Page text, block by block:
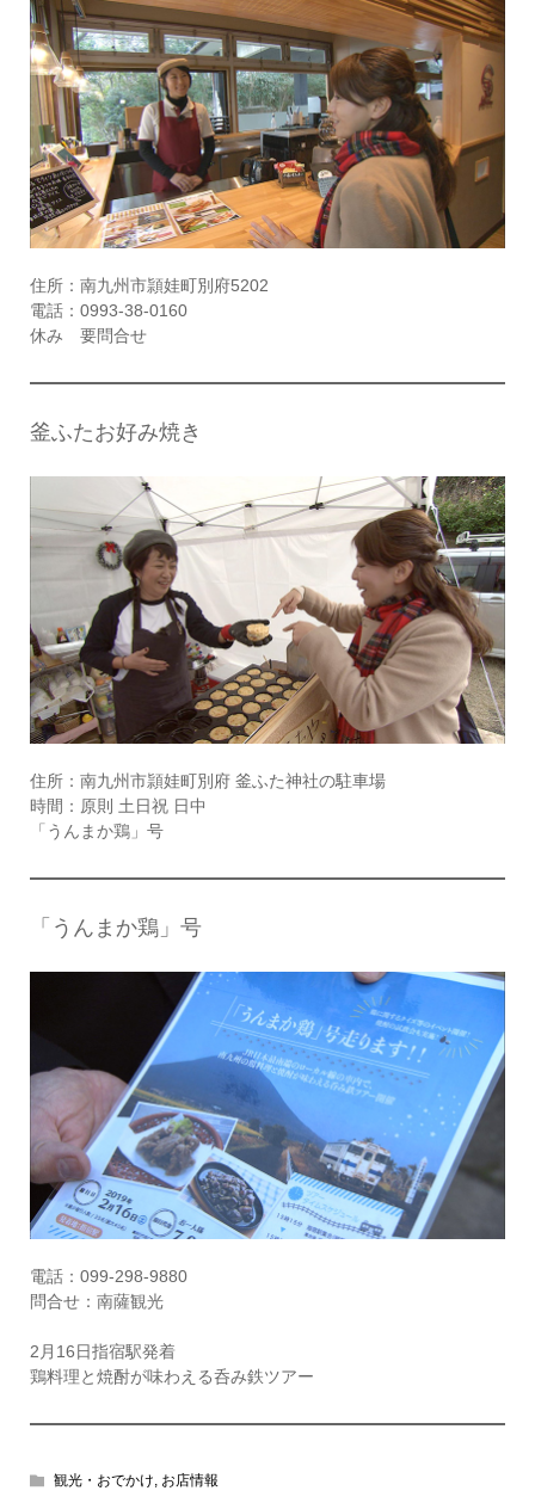
住所：南九州市頴娃町別府5202
電話：0993-38-0160
休み 要問合せ
釜ふたお好み焼き
住所：南九州市頴娃町別府 釜ふた神社の駐車場
時間：原則 土日祝 日中
「うんまか鶏」号
「うんまか鶏」号
電話：099-298-9880
問合せ：南薩観光
2月16日指宿駅発着
鶏料理と焼酎が味わえる呑み鉄ツアー
観光・おでかけ, お店情報